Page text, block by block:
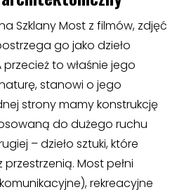
Szklany Most z filmów, zdjęć
go jako dzieło
to właśnie jego
stanowi o jego
strony mamy konstrukcję
do dużego ruchu
– dzieło sztuki, które
Most pełni
rekreacyjne